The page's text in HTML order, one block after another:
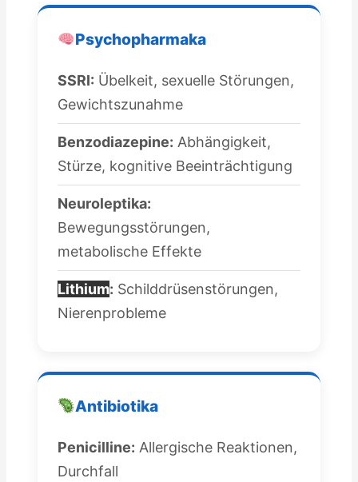
Psychopharmaka
SSRI: Übelkeit, sexuelle Störungen,
Gewichtszunahme
Benzodiazepine: Abhängigkeit,
Stürze, kognitive Beeinträchtigung
Neuroleptika:
Bewegungsstörungen,
metabolische Effekte
Lithium: Schilddrüsenstörungen,
Nierenprobleme
Antibiotika
Penicilline: Allergische Reaktionen,
Durchfall